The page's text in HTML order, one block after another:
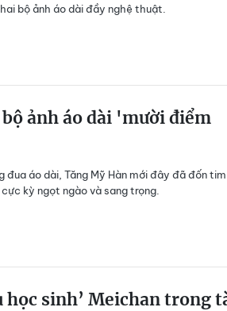
bộ ảnh áo dài đầy nghệ thuật.
ảnh áo dài 'mười điểm
đua áo dài, Tăng Mỹ Hàn mới đây đã đốn
kỳ ngọt ngào và sang trọng.
học sinh’ Meichan trong